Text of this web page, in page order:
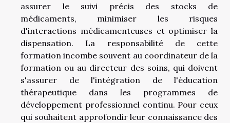
assurer le suivi précis des stocks de
médicaments, minimiser les risques
d'interactions médicamenteuses et optimiser la
dispensation. La responsabilité de cette
formation incombe souvent au coordinateur de la
formation ou au directeur des soins, qui doivent
s'assurer de l'intégration de l'éducation
thérapeutique dans les programmes de
développement professionnel continu. Pour ceux
qui souhaitent approfondir leur connaissance des